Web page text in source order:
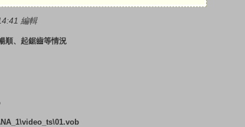
編輯
順、起鋸齒等情況